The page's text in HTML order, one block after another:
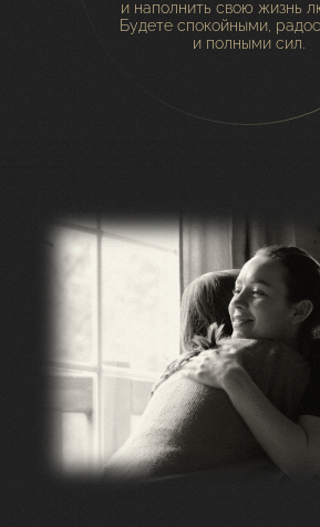
и наполнить свою жизнь
Будете спокойными,
и полными сил.